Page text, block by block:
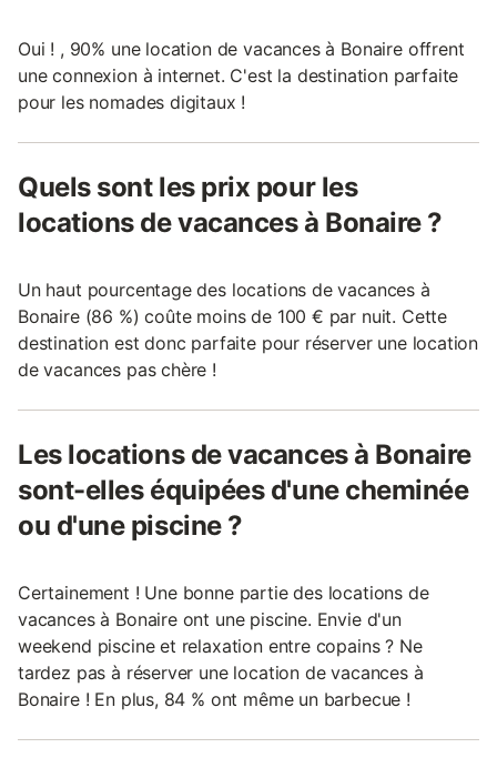
Oui ! , 90% une location de vacances à Bonaire offrent
une connexion à internet. C'est la destination parfaite
pour les nomades digitaux !
Quels sont les prix pour les
locations de vacances à Bonaire ?
Un haut pourcentage des locations de vacances à
Bonaire (86 %) coûte moins de 100 € par nuit. Cette
destination est donc parfaite pour réserver une location
de vacances pas chère !
Les locations de vacances à Bonaire
sont-elles équipées d'une cheminée
ou d'une piscine ?
Certainement ! Une bonne partie des locations de
vacances à Bonaire ont une piscine. Envie d'un
weekend piscine et relaxation entre copains ? Ne
tardez pas à réserver une location de vacances à
Bonaire ! En plus, 84 % ont même un barbecue !